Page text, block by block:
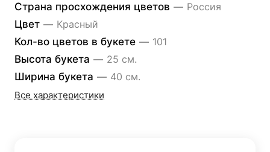
Страна просхождения цветов — Россия
Цвет — Красный
Кол-во цветов в букете — 101
Высота букета — 25 см.
Ширина букета — 40 см.
Все характеристики